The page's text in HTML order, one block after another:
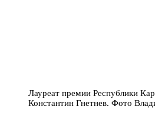
Лауреат премии Республики
Константин Гнетнев. Фото